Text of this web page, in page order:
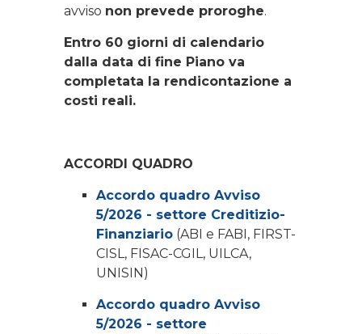
avviso non prevede proroghe.
Entro 60 giorni di calendario
dalla data di fine Piano va
completata la rendicontazione a
costi reali.
ACCORDI QUADRO
Accordo quadro Avviso
5/2026 - settore Creditizio-
Finanziario (ABI e FABI, FIRST-
CISL, FISAC-CGIL, UILCA,
UNISIN)
Accordo quadro Avviso
5/2026 - settore